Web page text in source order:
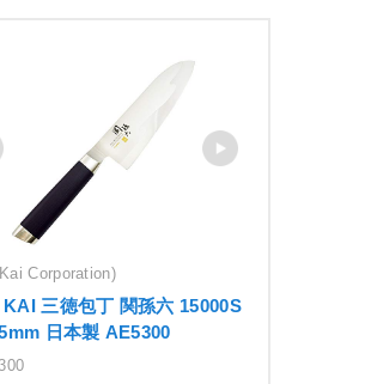
Corporation)
KAI 三徳包丁 関孫六 15000S
日本製 AE5300